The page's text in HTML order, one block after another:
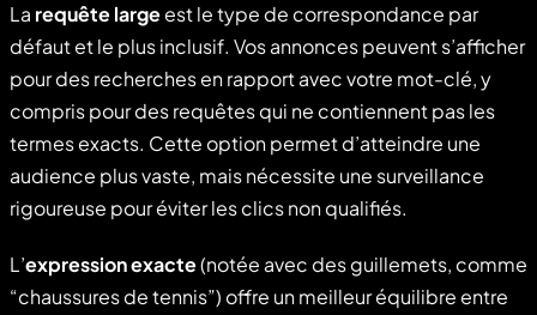
La requête largeest le type de correspondance par
défaut et le plus inclusif. Vos annonces peuvent s’afficher
pour des recherches en rapport avec votre mot-clé, y
compris pour des requêtes qui ne contiennent pas les
termes exacts. Cette option permet d’atteindre une
audience plus vaste, mais nécessite une surveillance
rigoureuse pour éviter les clics non qualifiés.
L’expression exacte(notée avec des guillemets, comme
“chaussures de tennis”) offre un meilleur équilibre entre